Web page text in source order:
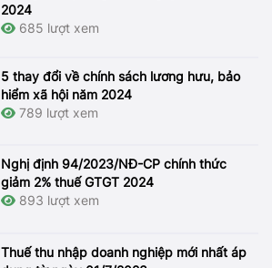
2024
685 lượt xem
5 thay đổi về chính sách lương hưu, bảo
hiểm xã hội năm 2024
789 lượt xem
Nghị định 94/2023/NĐ-CP chính thức
giảm 2% thuế GTGT 2024
893 lượt xem
Thuế thu nhập doanh nghiệp mới nhất áp